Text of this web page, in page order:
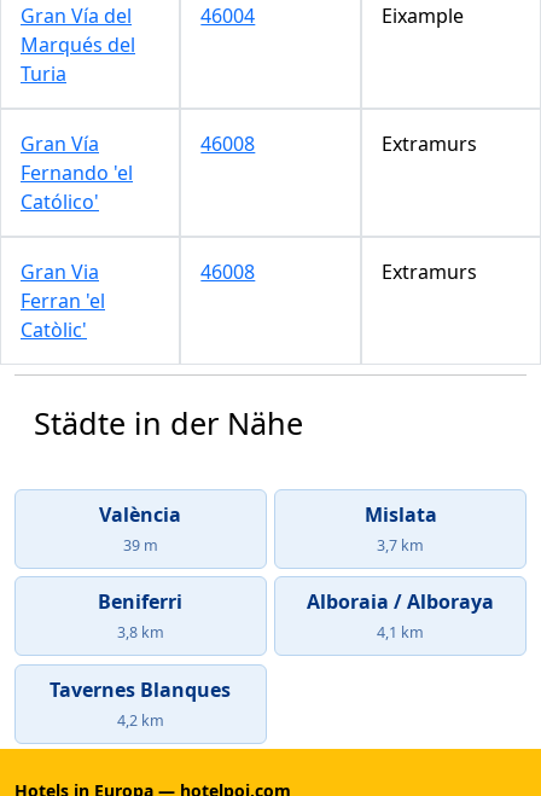
Gran Vía del
Marqués del
Turia
46004 Eixample
Gran Vía
Fernando 'el
Católico'
46008 Extramurs
Gran Via
Ferran 'el
Catòlic'
46008 Extramurs
Städte in der Nähe
València
39 m
Mislata
3,7 km
Beniferri
3,8 km
Alboraia / Alboraya
4,1 km
Tavernes Blanques
4,2 km
Hotels in Europa — hotelpoi.com